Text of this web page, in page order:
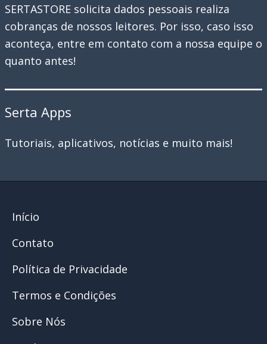
SERTASTORE solicita dados pessoais realiza
cobranças de nossos leitores. Por isso, caso isso
aconteça, entre em contato com a nossa equipe o
quanto antes!
Serta Apps
Tutoriais, aplicativos, notícias e muito mais!
Início
Contato
Política de Privacidade
Termos e Condições
Sobre Nós